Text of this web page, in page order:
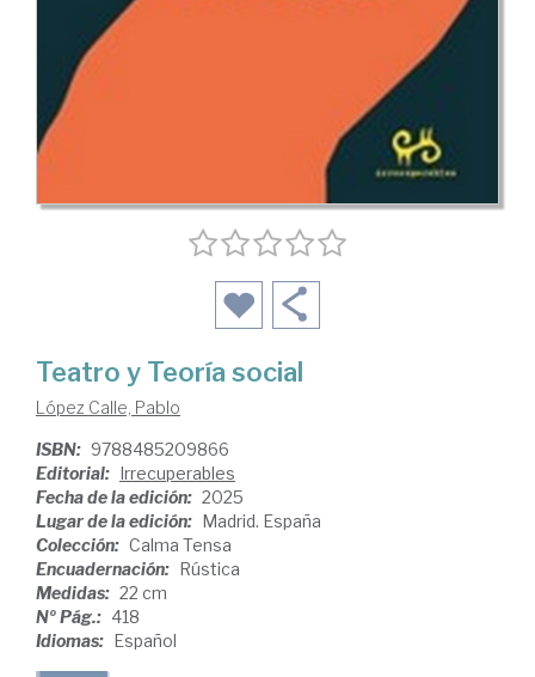
Teatro y Teoría social
López Calle, Pablo
ISBN: 9788485209866
Editorial: Irrecuperables
Fecha de la edición: 2025
Lugar de la edición: Madrid. España
Colección: Calma Tensa
Encuadernación: Rústica
Medidas: 22 cm
Nº Pág.: 418
Idiomas: Español